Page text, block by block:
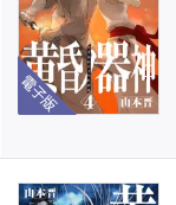
電子版